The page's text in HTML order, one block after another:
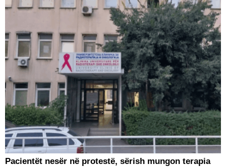
Pacientët nesër në protestë, sërish mungon terapia